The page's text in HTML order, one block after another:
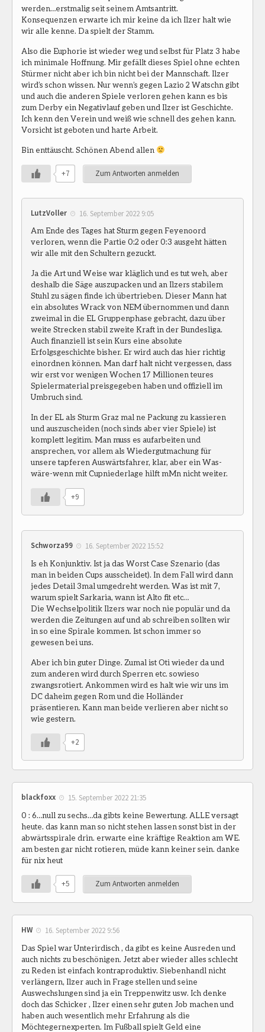
werden…erstmalig seit seinem Amtsantritt.
Konsequenzen erwarte ich mir keine da ich Ilzer halt wie
wir alle kenne. Da spielt der Stamm.
Also die Euphorie ist wieder weg und selbst für Platz 3 habe
ich minimale Hoffnung. Mir gefällt dieses Spiel ohne echten
Stürmer nicht aber ich bin nicht bei der Mannschaft. Ilzer
wird’s schon wissen. Nur wenn’s gegen Lazio 2 Watschn gibt
und auch die anderen Spiele verloren gehen kann es bis
zum Derby ein Negativlauf geben und Ilzer ist Geschichte.
Ich kenn den Verein und weiß wie schnell des gehen kann.
Vorsicht ist geboten und harte Arbeit.
Bin enttäuscht. Schönen Abend allen
+7 Zum Antworten anmelden
LutzVoller 16. September 2022 9:05
Am Ende des Tages hat Sturm gegen Feyenoord
verloren, wenn die Partie 0:2 oder 0:3 ausgeht hätten
wir alle mit den Schultern gezuckt.
Ja die Art und Weise war kläglich und es tut weh, aber
deshalb die Säge auszupacken und an Ilzers stabilem
Stuhl zu sägen finde ich übertrieben. Dieser Mann hat
ein absolutes Wrack von NEM übernommen und dann
zweimal in die EL Gruppenphase gebracht, dazu über
weite Strecken stabil zweite Kraft in der Bundesliga.
Auch finanziell ist sein Kurs eine absolute
Erfolgsgeschichte bisher. Er wird auch das hier richtig
einordnen können. Man darf halt nicht vergessen, dass
wir erst vor wenigen Wochen 17 Millionen teures
Spielermaterial preisgegeben haben und offiziell im
Umbruch sind.
In der EL als Sturm Graz mal ne Packung zu kassieren
und auszuscheiden (noch sinds aber vier Spiele) ist
komplett legitim. Man muss es aufarbeiten und
ansprechen, vor allem als Wiedergutmachung für
unsere tapferen Auswärtsfahrer, klar, aber ein Was-
wäre-wenn mit Cupniederlage hilft mMn nicht weiter.
+9
Schworza99 16. September 2022 15:52
Is eh Konjunktiv. Ist ja das Worst Case Szenario (das
man in beiden Cups ausscheidet). In dem Fall wird dann
jedes Detail 3mal umgedreht werden. Was ist mit 7,
warum spielt Sarkaria, wann ist Alto fit etc…
Die Wechselpolitik Ilzers war noch nie populär und da
werden die Zeitungen auf und ab schreiben sollten wir
in so eine Spirale kommen. Ist schon immer so
gewesen bei uns.
Aber ich bin guter Dinge. Zumal ist Oti wieder da und
zum anderen wird durch Sperren etc. sowieso
zwangsrotiert. Ankommen wird es halt wie wir uns im
DC daheim gegen Rom und die Holländer
präsentieren. Kann man beide verlieren aber nicht so
wie gestern.
+2
blackfoxx 15. September 2022 21:35
0 : 6…null zu sechs…da gibts keine Bewertung. ALLE versagt
heute. das kann man so nicht stehen lassen sonst bist in der
abwärtsspirale drin. erwarte eine kräftige Reaktion am WE.
am besten gar nicht rotieren, müde kann keiner sein. danke
für nix heut
+5 Zum Antworten anmelden
HW 16. September 2022 9:56
Das Spiel war Unterirdisch , da gibt es keine Ausreden und
auch nichts zu beschönigen. Jetzt aber wieder alles schlecht
zu Reden ist einfach kontraproduktiv. Siebenhandl nicht
verlängern, Ilzer auch in Frage stellen und seine
Auswechslungen sind ja ein Treppenwitz usw. Ich denke
doch das Schicker , Ilzer einen sehr guten Job machen und
haben auch wesentlich mehr Erfahrung als die
Möchtegernexperten. Im Fußball spielt Geld eine